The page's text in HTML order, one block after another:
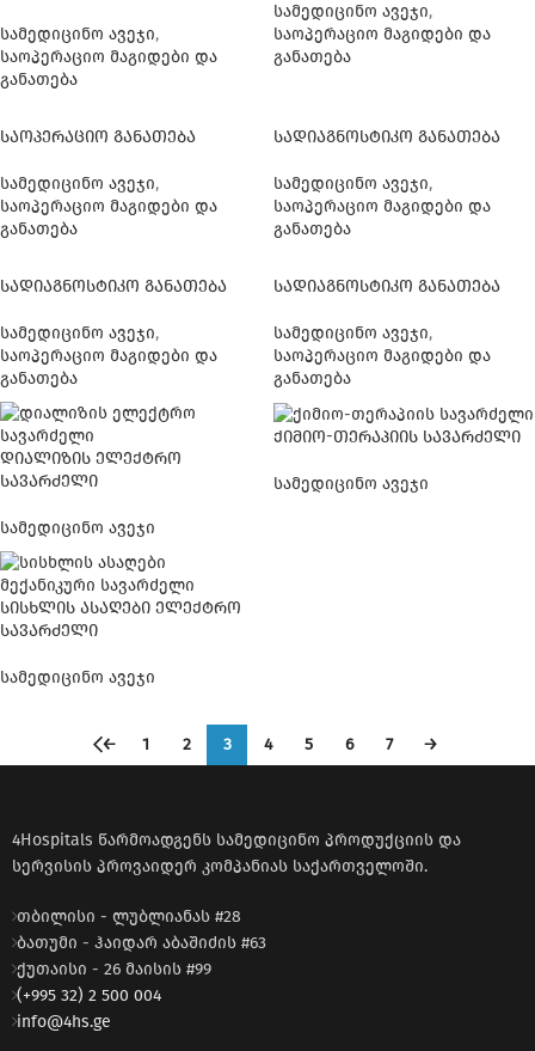
სამედიცინო ავეჯი,
საოპერაციო მაგიდები და
განათება
სამედიცინო ავეჯი,
საოპერაციო მაგიდები და
განათება
საოპერაციო განათება
სამედიცინო ავეჯი,
საოპერაციო მაგიდები და
განათება
სადიაგნოსტიკო განათება
სამედიცინო ავეჯი,
საოპერაციო მაგიდები და
განათება
სადიაგნოსტიკო განათება
სამედიცინო ავეჯი,
საოპერაციო მაგიდები და
განათება
სადიაგნოსტიკო განათება
სამედიცინო ავეჯი,
საოპერაციო მაგიდები და
განათება
დიალიზის ელექტრო
სავარძელი
სამედიცინო ავეჯი
ქიმიო-თერაპიის სავარძელი
სამედიცინო ავეჯი
სისხლის ასაღები ელექტრო
სავარძელი
სამედიცინო ავეჯი
← 1 2 3 4 5 6 7 →
4Hospitals წარმოადგენს სამედიცინო პროდუქციის და
სერვისის პროვაიდერ კომპანიას საქართველოში.
თბილისი - ლუბლიანას #28
ბათუმი - ჰაიდარ აბაშიძის #63
ქუთაისი - 26 მაისის #99
(+995 32) 2 500 004
info@4hs.ge